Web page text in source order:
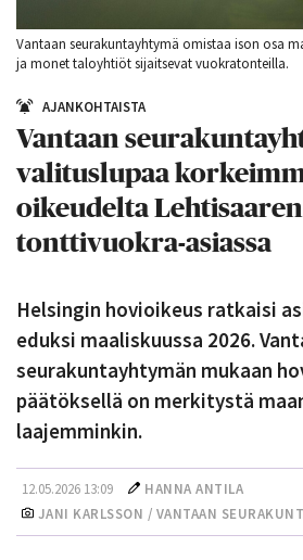
Vantaan seurakuntayhtymä omistaa ison osa
ja monet taloyhtiöt sijaitsevat vuokratonteilla.
AJANKOHTAISTA
Vantaan
valituslupaa
oikeudelta Lehtisaaren
tonttivuokra-asiassa
Helsingin hovioikeus ratkaisi
eduksi maaliskuussa 2026.
seurakuntayhtymän mukaan
päätöksellä on merkitystä
laajemminkin.
12.05.2026 13:09
HANNA ANTILA
JANI KARLSSON / VANTAAN